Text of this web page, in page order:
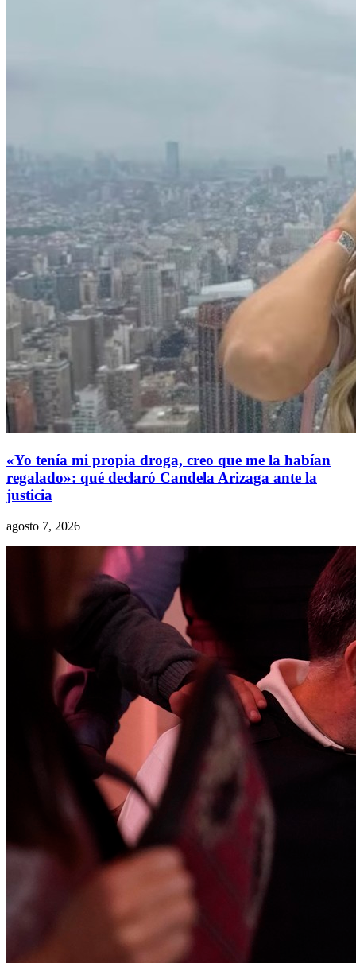
«Yo tenía mi propia droga, creo que me la habían
regalado»: qué declaró Candela Arizaga ante la
justicia
agosto 7, 2026